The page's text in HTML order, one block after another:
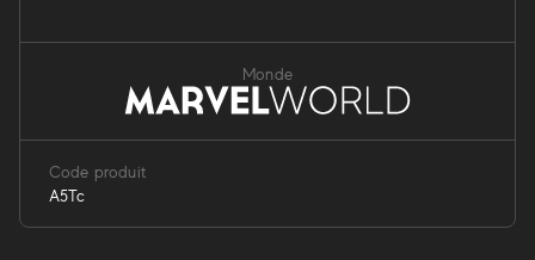
Monde
Code produit
A5Tc